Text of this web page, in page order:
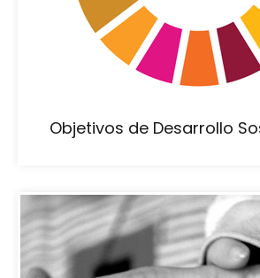
Objetivos de Desarrollo